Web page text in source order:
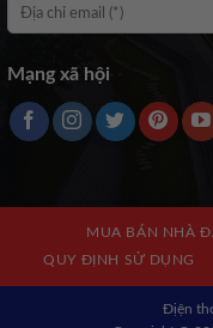
Mạng xã hội
MUA BÁN NHÀ
QUY ĐỊNH SỬ DỤNG
Địện